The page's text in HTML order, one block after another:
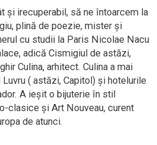
și irecuperabil, să ne întoarcem la
plină de poezie, mister și
cu studii la Paris Nicolae Nacu
adică Cismigiul de astăzi,
Culina, arhitect. Culina a mai
( astăzi, Capitol) și hotelurile
A ieșit o bijuterie în stil
clasice și Art Nouveau, curent
de atunci.